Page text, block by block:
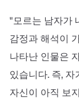
"모르는 남자가
감정과 해석이
나타난 인물은
있습니다. 즉,
자신이 아직 보